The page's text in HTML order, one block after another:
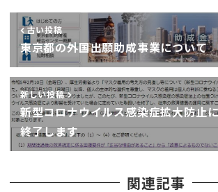
古い投稿
東京都の外国出願助成事業について
新しい投稿
新型コロナウイルス感染症拡大防止
終了します
関連記事